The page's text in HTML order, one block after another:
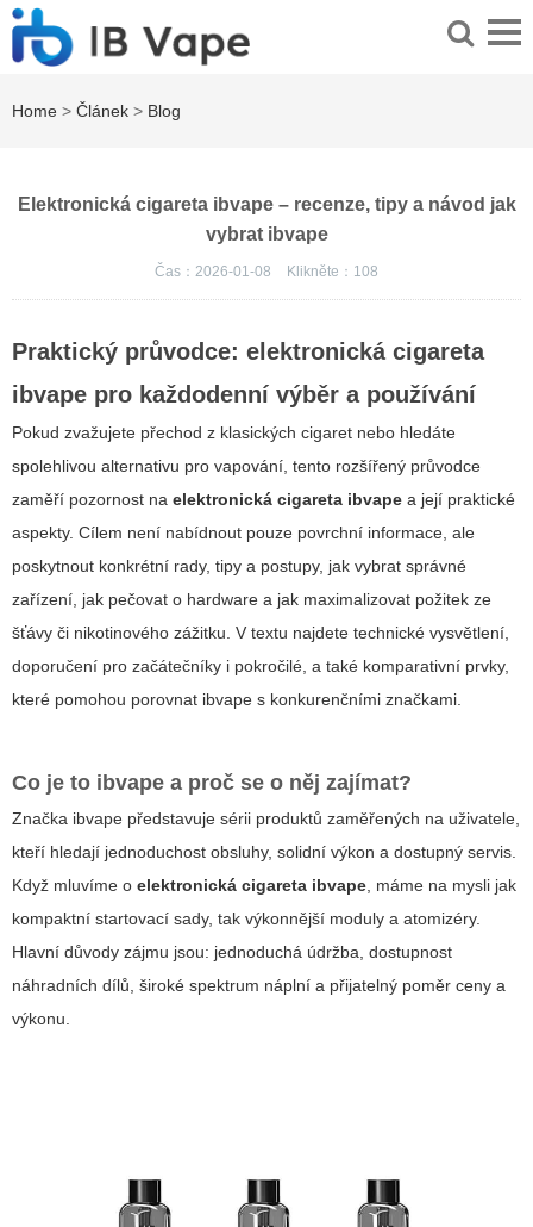
Home > Článek > Blog
Elektronická cigareta ibvape – recenze, tipy a návod jak
vybrat ibvape
Čas：2026-01-08 Klikněte： 108
Praktický průvodce: elektronická cigareta
ibvape pro každodenní výběr a používání
Pokud zvažujete přechod z klasických cigaret nebo hledáte
spolehlivou alternativu pro vapování, tento rozšířený průvodce
zaměří pozornost na elektronická cigareta ibvape a její praktické
aspekty. Cílem není nabídnout pouze povrchní informace, ale
poskytnout konkrétní rady, tipy a postupy, jak vybrat správné
zařízení, jak pečovat o hardware a jak maximalizovat požitek ze
šťávy či nikotinového zážitku. V textu najdete technické vysvětlení,
doporučení pro začátečníky i pokročilé, a také komparativní prvky,
které pomohou porovnat ibvape s konkurenčními značkami.
Co je to ibvape a proč se o něj zajímat?
Značka ibvape představuje sérii produktů zaměřených na uživatele,
kteří hledají jednoduchost obsluhy, solidní výkon a dostupný servis.
Když mluvíme o elektronická cigareta ibvape, máme na mysli jak
kompaktní startovací sady, tak výkonnější moduly a atomizéry.
Hlavní důvody zájmu jsou: jednoduchá údržba, dostupnost
náhradních dílů, široké spektrum náplní a přijatelný poměr ceny a
výkonu.